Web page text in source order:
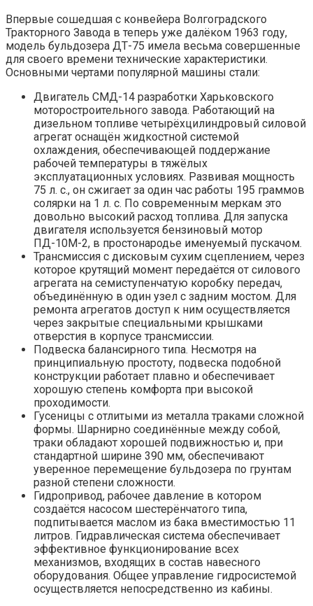
Впервые сошедшая с конвейера Волгоградского
Тракторного Завода в теперь уже далёком 1963 году,
модель бульдозера ДТ-75 имела весьма совершенные
для своего времени технические характеристики.
Основными чертами популярной машины стали:
Двигатель СМД-14 разработки Харьковского
моторостроительного завода. Работающий на
дизельном топливе четырёхцилиндровый силовой
агрегат оснащён жидкостной системой
охлаждения, обеспечивающей поддержание
рабочей температуры в тяжёлых
эксплуатационных условиях. Развивая мощность
75 л. с., он сжигает за один час работы 195 граммов
солярки на 1 л. с. По современным меркам это
довольно высокий расход топлива. Для запуска
двигателя используется бензиновый мотор
ПД-10М-2, в простонародье именуемый пускачом.
Трансмиссия с дисковым сухим сцеплением, через
которое крутящий момент передаётся от силового
агрегата на семиступенчатую коробку передач,
объединённую в один узел с задним мостом. Для
ремонта агрегатов доступ к ним осуществляется
через закрытые специальными крышками
отверстия в корпусе трансмиссии.
Подвеска балансирного типа. Несмотря на
принципиальную простоту, подвеска подобной
конструкции работает плавно и обеспечивает
хорошую степень комфорта при высокой
проходимости.
Гусеницы с отлитыми из металла траками сложной
формы. Шарнирно соединённые между собой,
траки обладают хорошей подвижностью и, при
стандартной ширине 390 мм, обеспечивают
уверенное перемещение бульдозера по грунтам
разной степени сложности.
Гидропривод, рабочее давление в котором
создаётся насосом шестерёнчатого типа,
подпитывается маслом из бака вместимостью 11
литров. Гидравлическая система обеспечивает
эффективное функционирование всех
механизмов, входящих в состав навесного
оборудования. Общее управление гидросистемой
осуществляется непосредственно из кабины.